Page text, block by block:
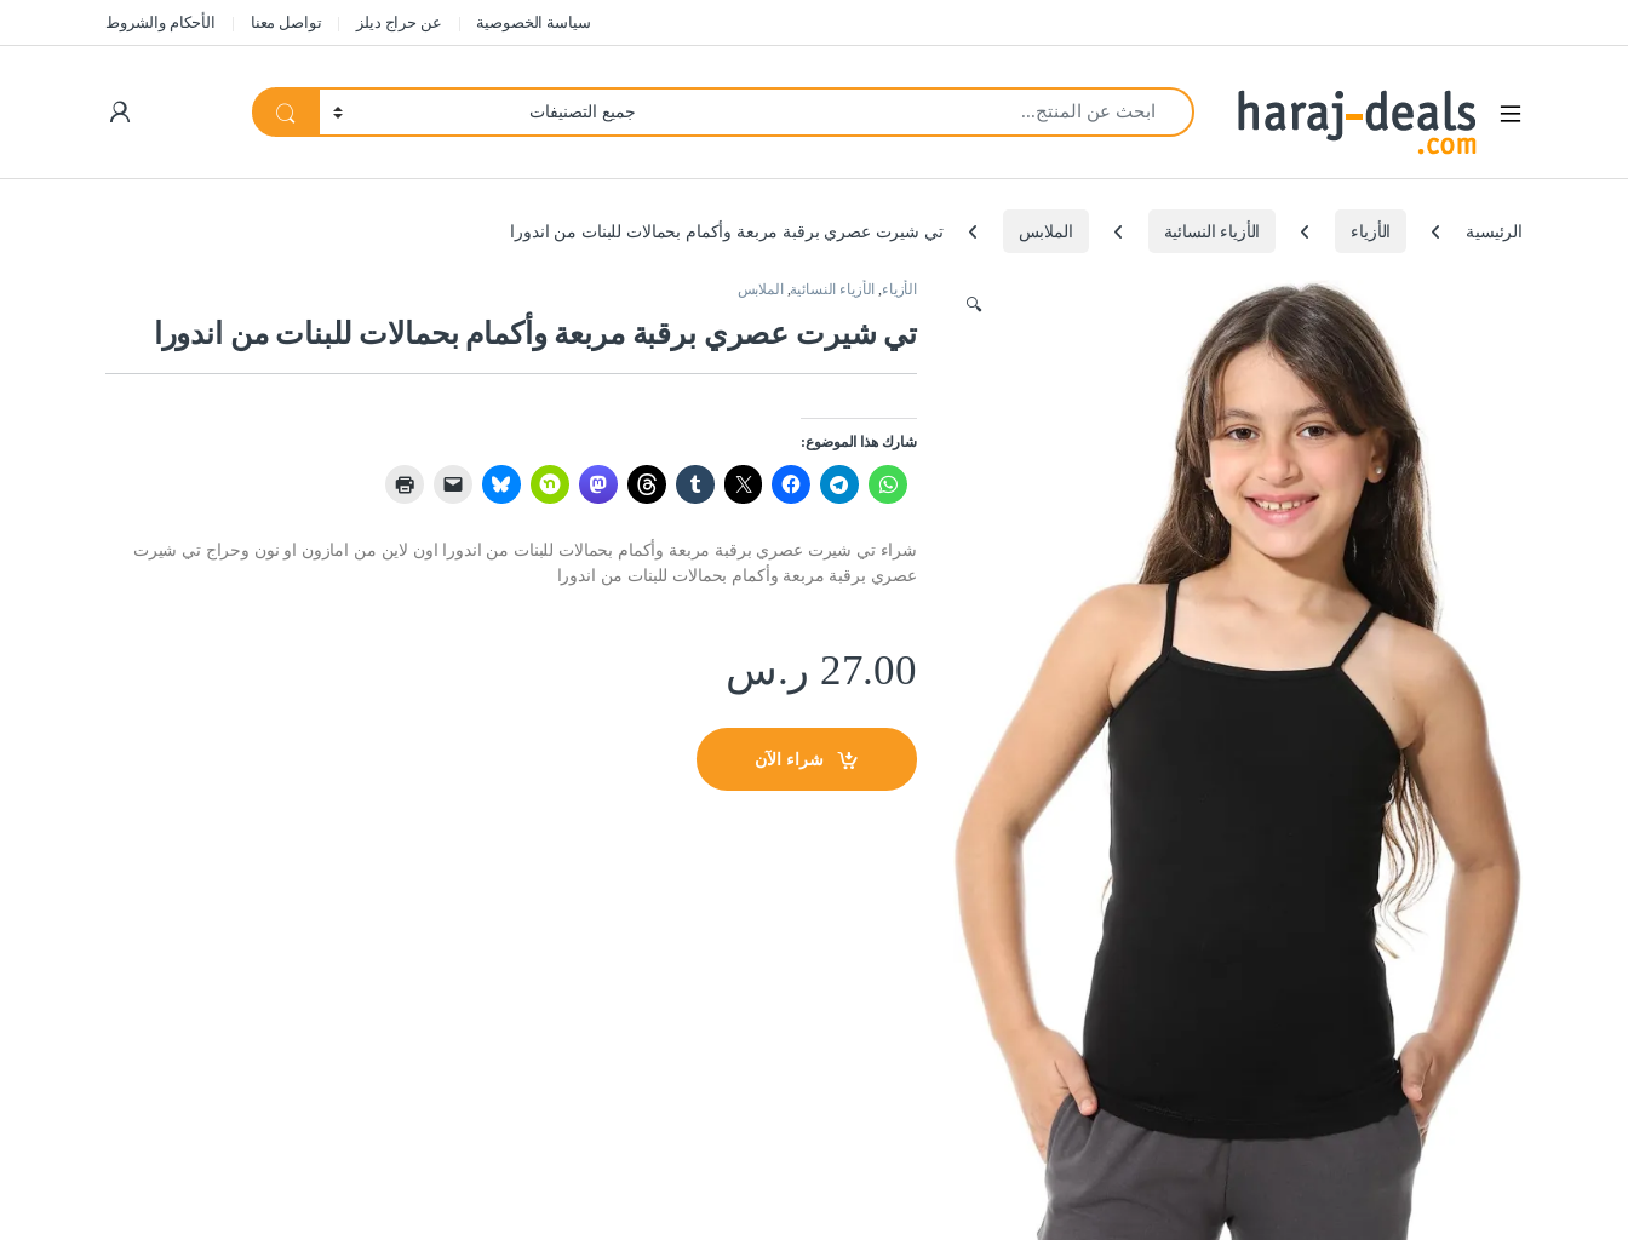
سياسة الخصوصية عن حراج ديلز تواصل معنا الأحكام والشروط
Open
Search for:
الرئيسية الأزياء الأزياء النسائية الملابس تي شيرت عصري برقبة مربعة وأكمام بحمالات للبنات من اندورا
🔍
الأزياء, الأزياء النسائية, الملابس
تي شيرت عصري برقبة مربعة وأكمام بحمالات للبنات من اندورا
شارك هذا الموضوع:
شراء تي شيرت عصري برقبة مربعة وأكمام بحمالات للبنات من اندورا اون لاين من امازون او نون وحراج تي شيرت
عصري برقبة مربعة وأكمام بحمالات للبنات من اندورا
27.00 ر.س
شراء الآن